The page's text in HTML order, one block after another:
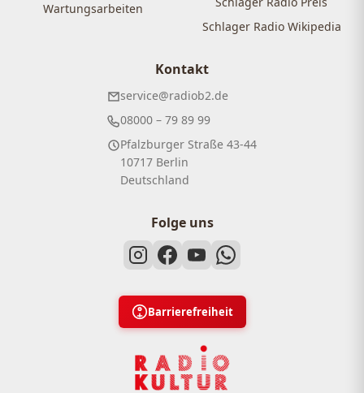
Wartungsarbeiten
Schlager Radio Wikipedia
Kontakt
service@radiob2.de
08000 – 79 89 99
Pfalzburger Straße 43-44
10717 Berlin
Deutschland
Folge uns
Barrierefreiheit